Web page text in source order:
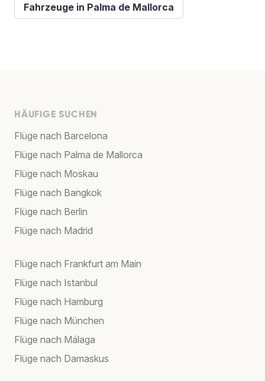
Fahrzeuge in Palma de Mallorca
HÄUFIGE SUCHEN
Flüge nach Barcelona
Flüge nach Palma de Mallorca
Flüge nach Moskau
Flüge nach Bangkok
Flüge nach Berlin
Flüge nach Madrid
Flüge nach Frankfurt am Main
Flüge nach Istanbul
Flüge nach Hamburg
Flüge nach München
Flüge nach Málaga
Flüge nach Damaskus